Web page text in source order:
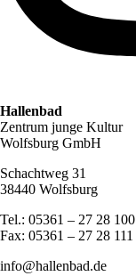
Hallenbad
Zentrum junge Kultur
Wolfsburg GmbH
Schachtweg 31
38440 Wolfsburg
Tel.: 05361 – 27 28 100
Fax: 05361 – 27 28 111
info@hallenbad.de